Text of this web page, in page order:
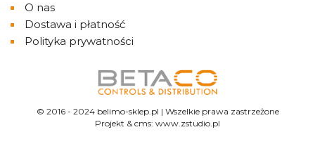
O nas
Dostawa i płatność
Polityka prywatności
© 2016 - 2024 belimo-sklep.pl | Wszelkie prawa zastrzeżone
Projekt &cms: www.zstudio.pl